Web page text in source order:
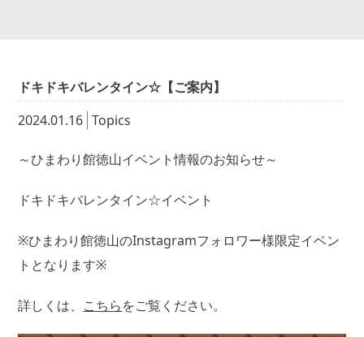
ドキドキバレンタイン☆【ご案内】
2024.01.16 Topics
～ひまわり館徳山イベント情報のお知らせ～
ドキドキバレンタイン☆イベント
※ひまわり館徳山のInstagramフォロワー様限定イベン
トとなります※
詳しくは、 こちらをご覧ください。